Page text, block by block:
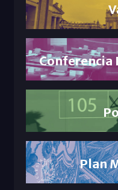
Conferencia
Plan